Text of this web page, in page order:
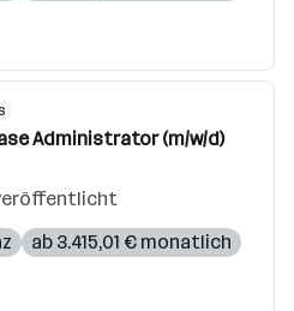
Administrator (m/w/d)
ab 3.415,01 € monatlich